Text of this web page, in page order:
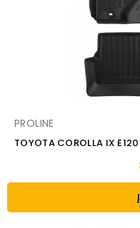
PROLINE
TOYOTA COROLLA IX